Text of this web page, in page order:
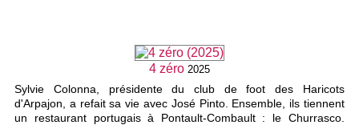
4 zéro 2025
Sylvie Colonna, présidente du club de foot des Haricots
d'Arpajon, a refait sa vie avec José Pinto. Ensemble, ils tiennent
un restaurant portugais à Pontault-Combault : le Churrasco.